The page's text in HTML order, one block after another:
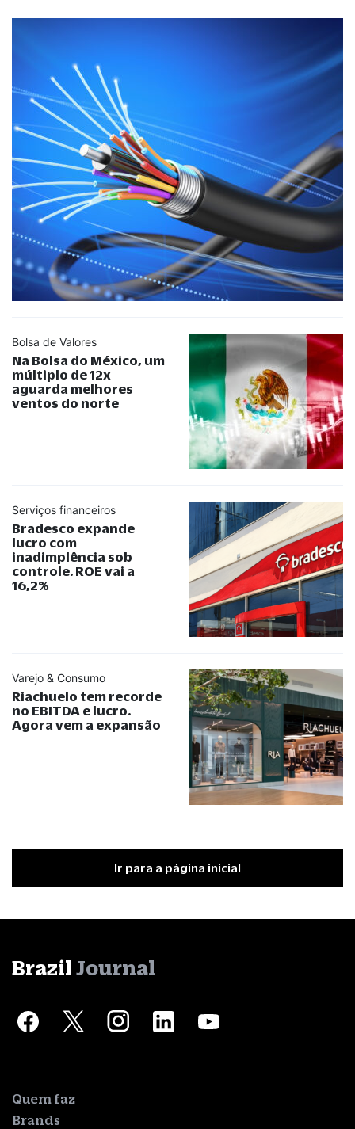
Bolsa de Valores
Na Bolsa do México, um
múltiplo de 12x
aguarda melhores
ventos do norte
Serviços financeiros
Bradesco expande
lucro com
inadimplência sob
controle. ROE vai a
16,2%
Varejo & Consumo
Riachuelo tem recorde
no EBITDA e lucro.
Agora vem a expansão
Ir para a página inicial
Brazil Journal
Quem faz
Brands